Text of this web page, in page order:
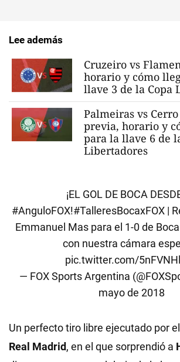
Lee además
Cruzeiro vs
horario y cómo
llave 3 de la Copa
Palmeiras vs
previa, horario y
para la llave 6 de
Libertadores
¡EL GOL DE BOCA
#AnguloFOX!#TalleresBocaxFOX |
Emmanuel Mas para el 1-0 de
con nuestra cámara
pic.twitter.com/
— FOX Sports Argentina
mayo de 2018
Un perfecto tiro libre ejecutado por
Real Madrid, en el que sorprendió a